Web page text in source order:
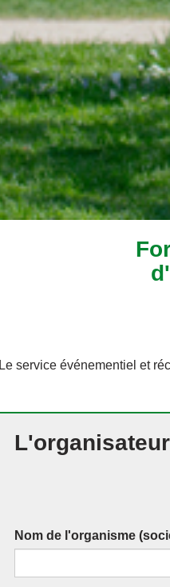
Le service événementiel et
L'organisateur
Nom de l'organisme